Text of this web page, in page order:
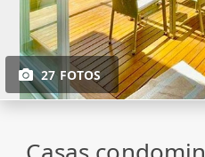
27 FOTOS